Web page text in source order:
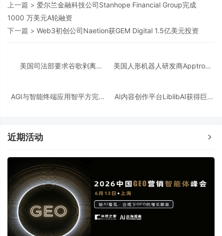
上一篇 > 爱尔兰金融科技公司Stanhope Financial Group完成
1000 万美元A轮融资
下一篇 > Web3初创公司Naetion获GEM Digital 1.5亿美元投资
美国司法部要求谷歌剥离
美国人形机器人研发商Apptronik
AGI与智能终端应用智平方完成
AI内容创作平台LiblibAI获得巨人
近期活动